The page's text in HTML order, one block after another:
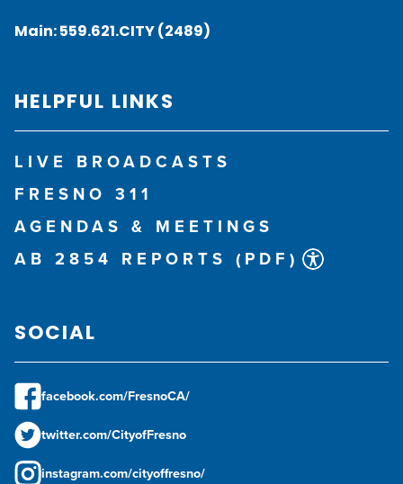
Main:559.621.CITY (2489)
HELPFUL LINKS
LIVE BROADCASTS
FRESNO 311
AGENDAS & MEETINGS
AB 2854 REPORTS (PDF)
SOCIAL
facebook.com/FresnoCA/
twitter.com/CityofFresno
instagram.com/cityoffresno/